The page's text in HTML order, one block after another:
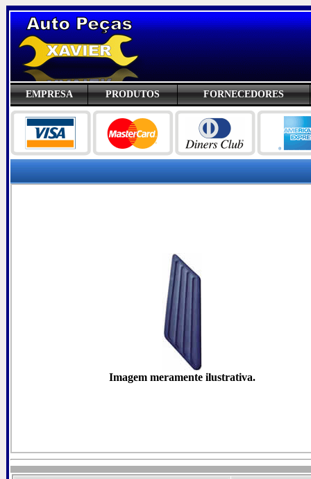
EMPRESA PRODUTOS FORNECEDORES
Imagem meramente ilustrativa.